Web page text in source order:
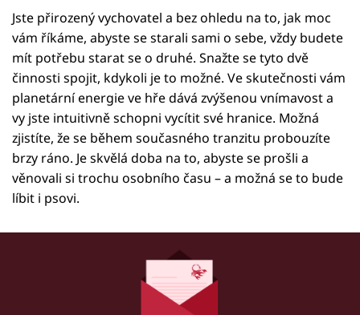
Jste přirozený vychovatel a bez ohledu na to, jak moc
vám říkáme, abyste se starali sami o sebe, vždy budete
mít potřebu starat se o druhé. Snažte se tyto dvě
činnosti spojit, kdykoli je to možné. Ve skutečnosti vám
planetární energie ve hře dává zvýšenou vnímavost a
vy jste intuitivně schopni vycítit své hranice. Možná
zjistíte, že se během současného tranzitu probouzíte
brzy ráno. Je skvělá doba na to, abyste se prošli a
věnovali si trochu osobního času – a možná se to bude
líbit i psovi.